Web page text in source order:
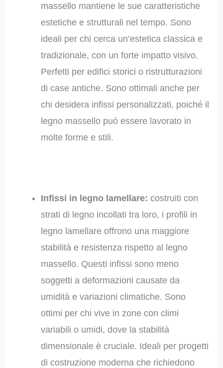
massello mantiene le sue caratteristiche
estetiche e strutturali nel tempo. Sono
ideali per chi cerca un’estetica classica e
tradizionale, con un forte impatto visivo.
Perfetti per edifici storici o ristrutturazioni
di case antiche. Sono ottimali anche per
chi desidera infissi personalizzati, poiché il
legno massello può essere lavorato in
molte forme e stili.
Infissi in legno lamellare: costruiti con
strati di legno incollati tra loro, i profili in
legno lamellare offrono una maggiore
stabilità e resistenza rispetto al legno
massello. Questi infissi sono meno
soggetti a deformazioni causate da
umidità e variazioni climatiche. Sono
ottimi per chi vive in zone con climi
variabili o umidi, dove la stabilità
dimensionale è cruciale. Ideali per progetti
di costruzione moderna che richiedono